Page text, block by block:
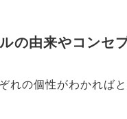
の由来やコンセ
れの個性がわかれば